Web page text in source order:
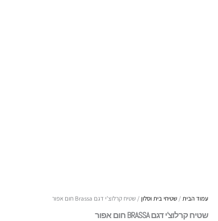
עמוד הבית / שטיחי בית וסלון / שטיח קרלוצ'י דגם Brassa חום אפור
שטיח קרלוצ'י דגם BRASSA חום אפור